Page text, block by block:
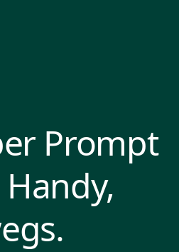
Prompt